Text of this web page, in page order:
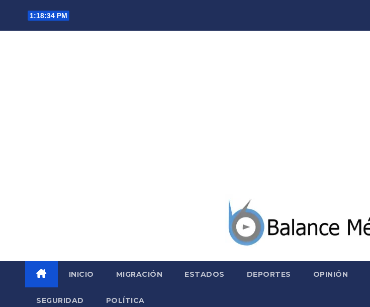
1:18:35 PM
INICIO MIGRACIÓN ESTADOS DEPORTES OPINIÓN
SEGURIDAD POLÍTICA